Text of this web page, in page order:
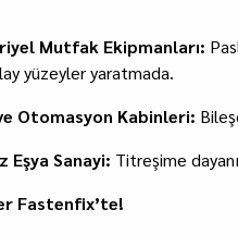
Mutfak Ekipmanları:
yüzeyler yaratmada.
Otomasyon Kabinleri:
Eşya Sanayi: Titreşime
Fastenfix’te!